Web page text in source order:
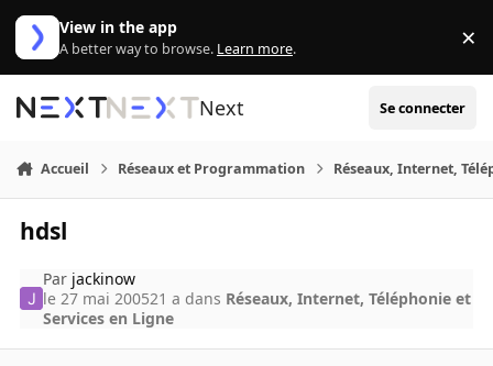
Aller au contenu
View in the app
A better way to browse. Learn more. ×
Next Se connecter
Accueil Réseaux et Programmation Réseaux, Internet,
hdsl
Par jackinow
le 27 mai 200521 a dans Réseaux, Internet, Téléphonie et
Services en Ligne